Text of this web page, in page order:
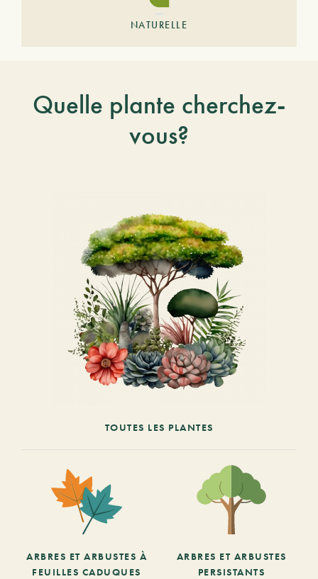
NATURELLE
Quelle plante cherchez-
vous?
TOUTES LES PLANTES
ARBRES ET ARBUSTES À
FEUILLES CADUQUES
ARBRES ET ARBUSTES
PERSISTANTS